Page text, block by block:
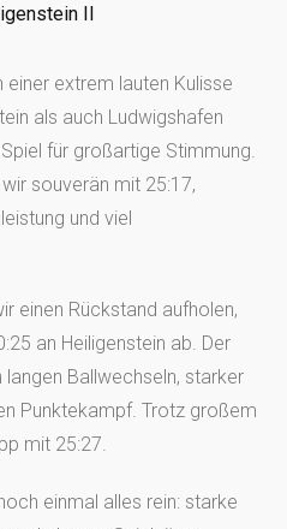
II
extrem lauten Kulisse
als auch Ludwigshafen
für großartige Stimmung.
souverän mit 25:17,
und viel
einen Rückstand aufholen,
an Heiligenstein ab. Der
Ballwechseln, starker
Punktekampf. Trotz großem
mit 25:27.
einmal alles rein: starke